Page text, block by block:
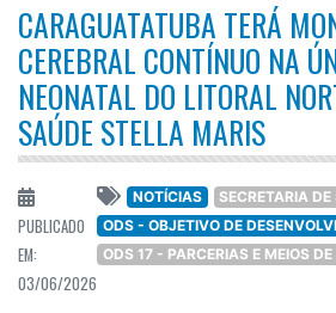
CARAGUATATUBA TERÁ
CEREBRAL CONTÍNUO NA
NEONATAL DO LITORAL
SAÚDE STELLA MARIS
PUBLICADO
EM:
03/06/2026
NOTÍCIAS
SECRETARIA
ODS - OBJETIVO DE
ODS 17 - PARCERIAS E MEIOS